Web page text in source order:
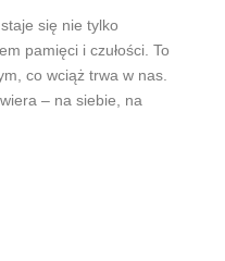
się nie tylko
pamięci i czułości. To
co wciąż trwa w nas.
– na siebie, na